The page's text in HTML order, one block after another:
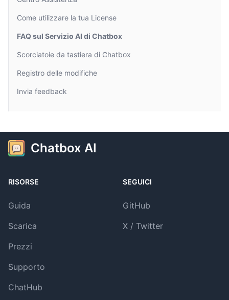
Come utilizzare la tua License
FAQ sul Servizio AI di Chatbox
Scorciatoie da tastiera di Chatbox
Registro delle modifiche
Invia feedback
Chatbox AI
RISORSE
Guida
Scarica
Prezzi
Supporto
ChatHub
SEGUICI
GitHub
X / Twitter